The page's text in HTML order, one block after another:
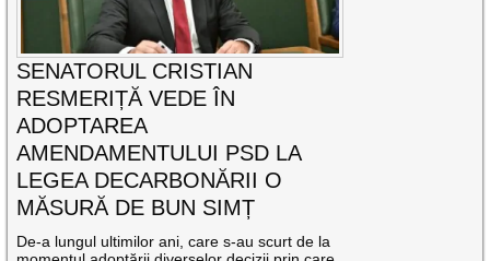
SENATORUL CRISTIAN
RESMERIȚĂ VEDE ÎN
ADOPTAREA
AMENDAMENTULUI PSD LA
LEGEA DECARBONĂRII O
MĂSURĂ DE BUN SIMȚ
De-a lungul ultimilor ani, care s-au scurt de la